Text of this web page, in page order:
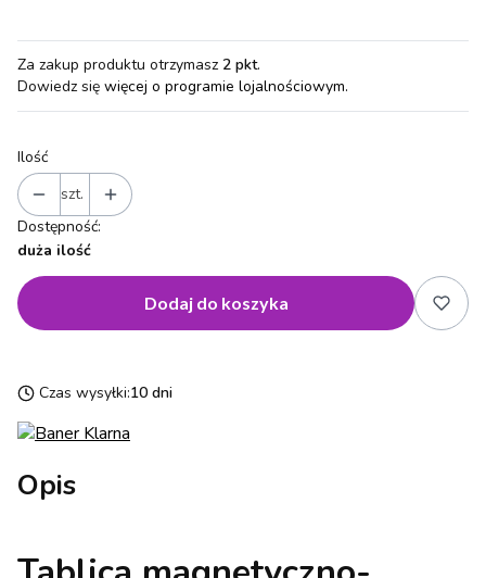
Za zakup produktu otrzymasz 2 pkt.
Dowiedz się więcej o programie lojalnościowym.
Ilość
szt.
Dostępność:
duża ilość
Dodaj do koszyka
Czas wysyłki:10 dni
Opis